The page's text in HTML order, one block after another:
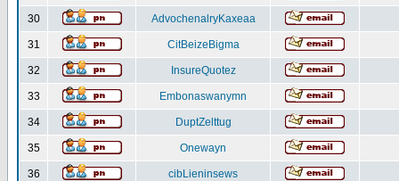
30 AdvochenalryKaxeaa
31 CitBeizeBigma
32 InsureQuotez
33 Embonaswanymn
34 DuptZelttug
35 Onewayn
36 cibLieninsews